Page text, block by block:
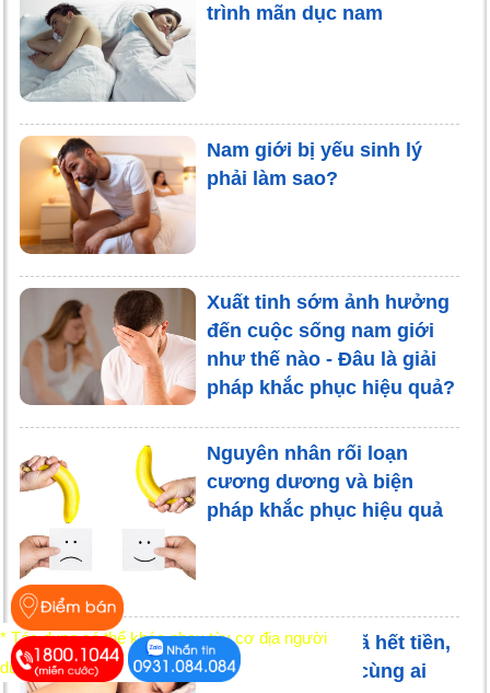
trình mãn dục nam
Nam giới bị yếu sinh lý
phải làm sao?
Xuất tinh sớm ảnh hưởng
đến cuộc sống nam giới
như thế nào - Đâu là giải
pháp khắc phục hiệu quả?
Nguyên nhân rối loạn
cương dương và biện
pháp khắc phục hiệu quả
Chưa đến chợ đã hết tiền,
nỗi niềm biết tỏ cùng ai
* Tác dụng có thể khác nhau tùy cơ địa người
dùng